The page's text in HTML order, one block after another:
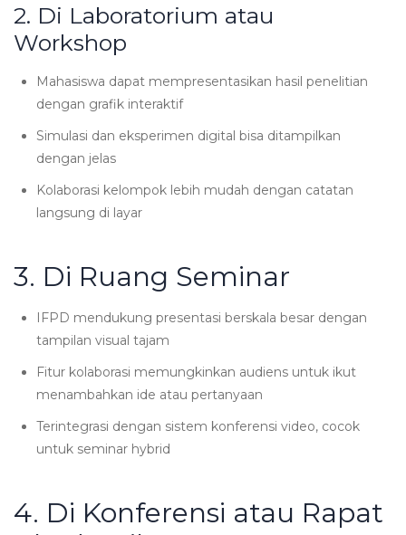
2. Di Laboratorium atau
Workshop
Mahasiswa dapat mempresentasikan hasil penelitian
dengan grafik interaktif
Simulasi dan eksperimen digital bisa ditampilkan
dengan jelas
Kolaborasi kelompok lebih mudah dengan catatan
langsung di layar
3. Di Ruang Seminar
IFPD mendukung presentasi berskala besar dengan
tampilan visual tajam
Fitur kolaborasi memungkinkan audiens untuk ikut
menambahkan ide atau pertanyaan
Terintegrasi dengan sistem konferensi video, cocok
untuk seminar hybrid
4. Di Konferensi atau Rapat